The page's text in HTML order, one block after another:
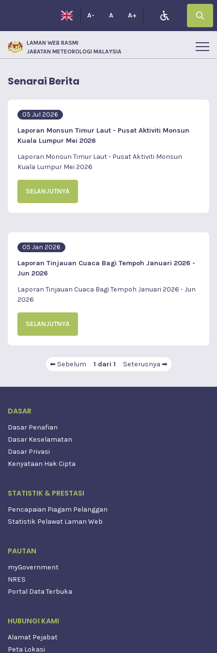
LAMAN WEB RASMI
JABATAN METEOROLOGI MALAYSIA
A- A A+
Senarai Berita
05 Jul 2026
Laporan Monsun Timur Laut - Pusat Aktiviti Monsun
Kuala Lumpur Mei 2026
Laporan Monsun Timur Laut - Pusat Aktiviti Monsun
Kuala Lumpur Mei 2026
SELANJUTNYA
05 Jan 2026
Laporan Tinjauan Cuaca Bagi Tempoh Januari 2026 -
Jun 2026
Laporan Tinjauan Cuaca Bagi Tempoh Januari 2026 - Jun
2026
SELANJUTNYA
⬅ Sebelum 1 dari 1 Seterusnya ➡
DASAR
Dasar Penafian
Dasar Keselamatan
Dasar Privasi
Kenyataan Hak Cipta
STATISTIK & PRESTASI
Pencapaian Piagam Pelanggan
Statistik Pelawat Laman Web
PAUTAN
myGovernment
NRES
Portal Data Terbuka
HUBUNGI KAMI
Alamat Pejabat
Peta Lokasi